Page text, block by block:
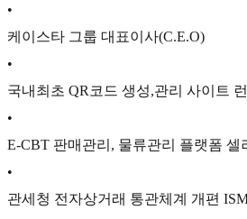
•
케이스타 그룹 대표이사(C.E.O)
•
국내최초 QR코드 생성,관리 사이트
•
E-CBT 판매관리, 물류관리 플랫폼 셀
•
관세청 전자상거래 통관체계 개편